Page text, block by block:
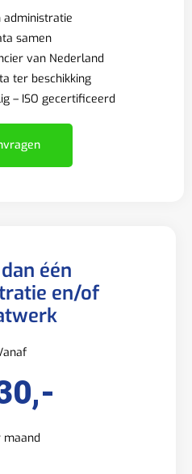
administratie
samen
van Nederland
ter beschikking
– ISO gecertificeerd
één
en/of
maand